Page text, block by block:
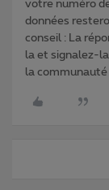
votre numéro
données
conseil : La
la et signalez-la
la